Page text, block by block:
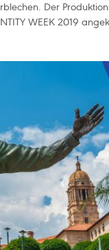
Der
WEEK 2019